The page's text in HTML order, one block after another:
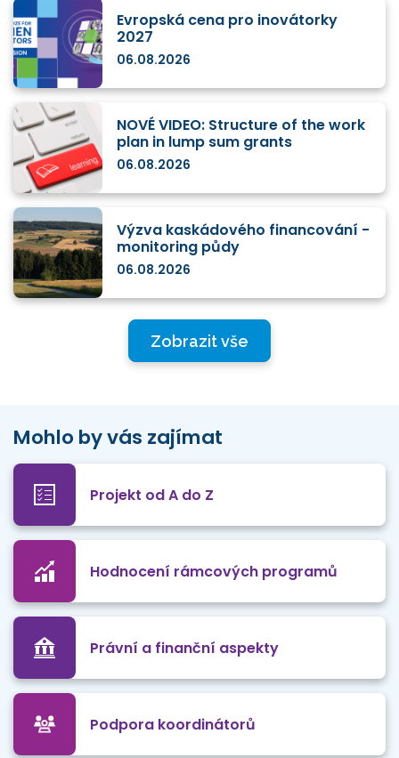
Evropská cena pro inovátorky
2027
06.08.2026
NOVÉ VIDEO: Structure of the work
plan in lump sum grants
06.08.2026
Výzva kaskádového financování -
monitoring půdy
06.08.2026
Zobrazit vše
Mohlo by vás zajímat
Projekt od A do Z
Hodnocení rámcových programů
Právní a finanční aspekty
Podpora koordinátorů